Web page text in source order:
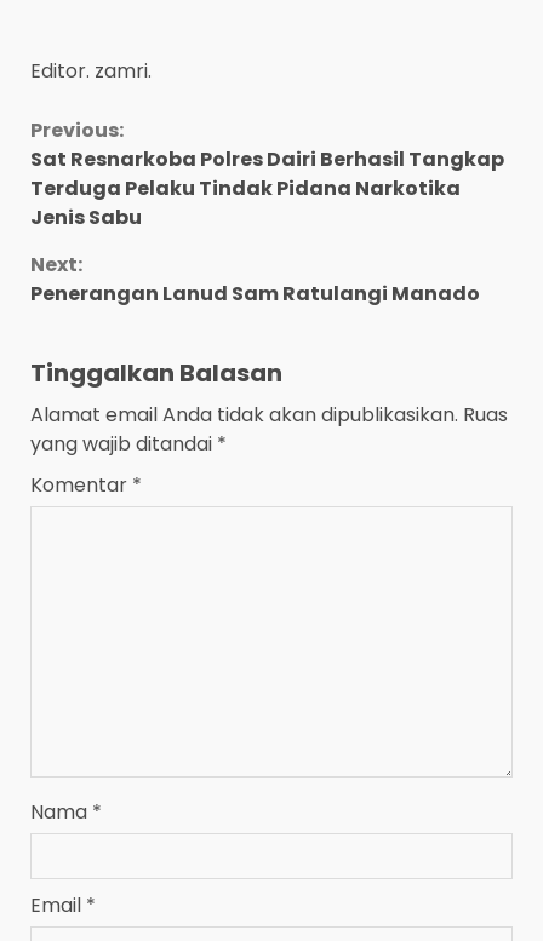
Editor. zamri.
Continue
Reading
Previous:
Sat Resnarkoba Polres Dairi Berhasil Tangkap
Terduga Pelaku Tindak Pidana Narkotika
Jenis Sabu
Next:
Penerangan Lanud Sam Ratulangi Manado
Tinggalkan Balasan
Alamat email Anda tidak akan dipublikasikan. Ruas
yang wajib ditandai *
Komentar *
Nama *
Email *